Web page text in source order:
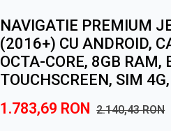
NAVIGATIE PREMIUM
(2016+) CU ANDROID,
OCTA-CORE, 8GB RAM,
TOUCHSCREEN, SIM
1.783,69 RON 2.140,43RON